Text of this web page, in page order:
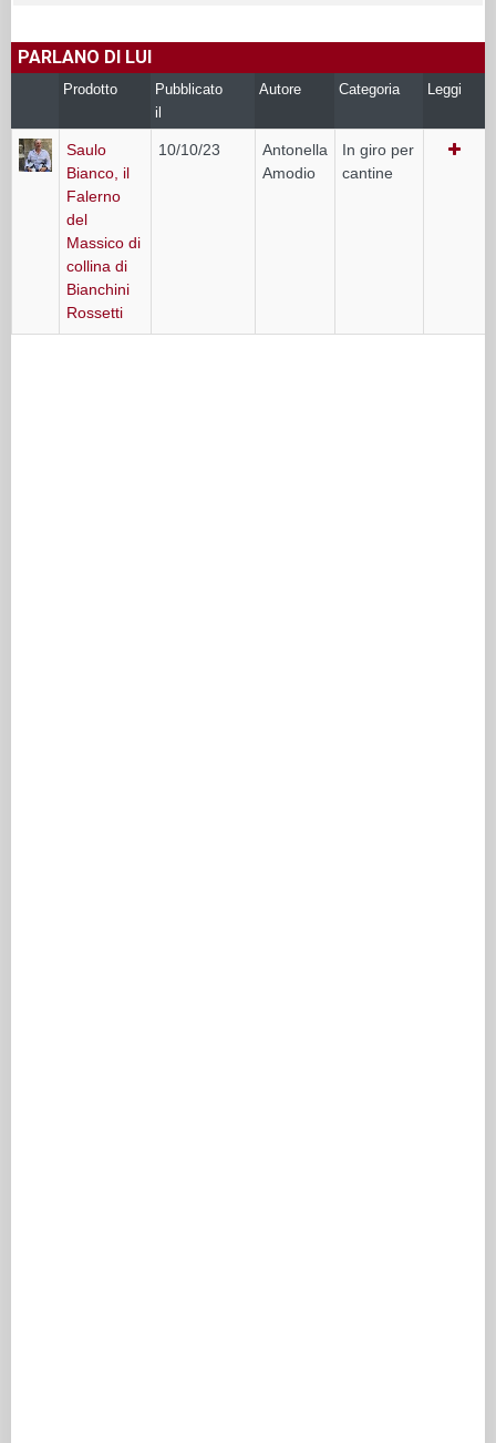
PARLANO DI LUI
Prodotto
Pubblicato
il
Autore Categoria Leggi
Saulo
Bianco, il
Falerno
del
Massico di
collina di
Bianchini
Rossetti
10/10/23
Antonella
Amodio
In giro per
cantine